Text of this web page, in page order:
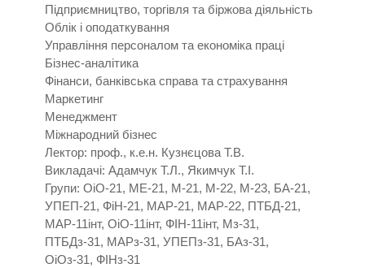
Підприємництво, торгівля та біржова діяльність
Облік і оподаткування
Управління персоналом та економіка праці
Бізнес-аналітика
Фінанси, банківська справа та страхування
Маркетинг
Менеджмент
Міжнародний бізнес
Лектор: проф., к.е.н. Кузнєцова Т.В.
Викладачі: Адамчук Т.Л., Якимчук Т.І.
Групи: ОіО-21, МЕ-21, М-21, М-22, М-23, БА-21,
УПЕП-21, ФіН-21, МАР-21, МАР-22, ПТБД-21,
МАР-11інт, ОіО-11інт, ФІН-11інт, Мз-31,
ПТБДз-31, МАРз-31, УПЕПз-31, БАз-31,
ОіОз-31, ФІНз-31